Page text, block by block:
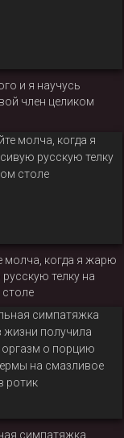
и я научусь
член целиком
молча, когда я жарю
телку на
симпатяжка